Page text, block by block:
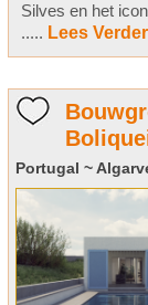
Silves en het
..... Lees
Portugal ~